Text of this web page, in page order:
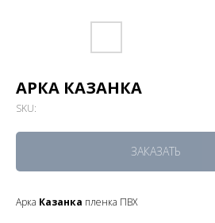
АРКА КАЗАНКА
SKU:
ЗАКАЗАТЬ
Арка Казанка пленка ПВХ